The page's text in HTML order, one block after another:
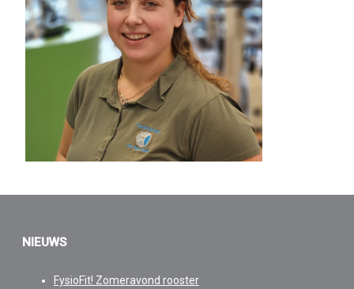
NIEUWS
FysioFit! Zomeravond rooster